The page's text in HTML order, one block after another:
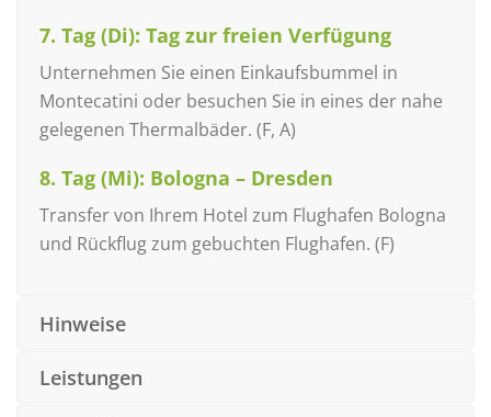
7. Tag (Di): Tag zur freien Verfügung
Unternehmen Sie einen Einkaufsbummel in
Montecatini oder besuchen Sie in eines der nahe
gelegenen Thermalbäder. (F, A)
8. Tag (Mi): Bologna – Dresden
Transfer von Ihrem Hotel zum Flughafen Bologna
und Rückflug zum gebuchten Flughafen. (F)
Hinweise
Leistungen